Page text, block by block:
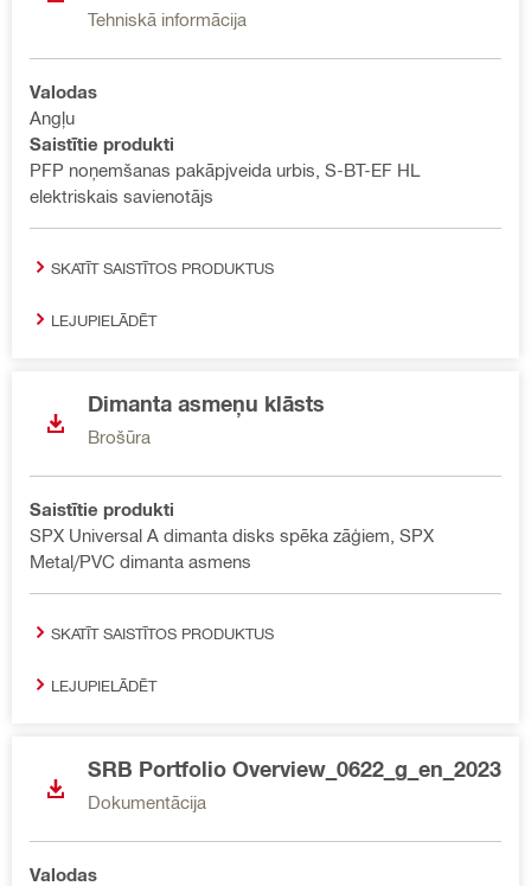
Tehniskā informācija
Valodas
Angļu
Saistītie produkti
PFP noņemšanas pakāpjveida urbis, S-BT-EF HL
elektriskais savienotājs
SKATĪT SAISTĪTOS PRODUKTUS
LEJUPIELĀDĒT
Dimanta asmeņu klāsts
Brošūra
Saistītie produkti
SPX Universal A dimanta disks spēka zāģiem, SPX
Metal/PVC dimanta asmens
SKATĪT SAISTĪTOS PRODUKTUS
LEJUPIELĀDĒT
SRB Portfolio Overview_0622_g_en_2023
Dokumentācija
Valodas